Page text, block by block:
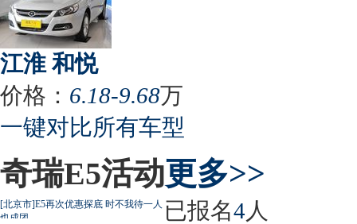
江淮 和悦
价格： 6.18-9.68万
一键对比所有车型
奇瑞E5活动更多>>
[北京市]E5再次优惠探底 时不我待一人
也成团
已报名4 人